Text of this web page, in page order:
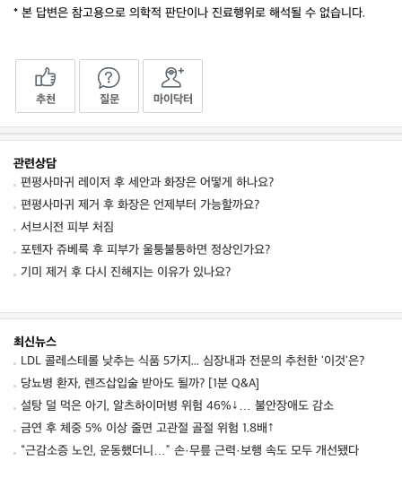
* 본 답변은 참고용으로 의학적 판단이나 진료행위로 해석될 수 없습니다.
추천 질문 마이닥터
관련상담
편평사마귀 레이저 후 세안과 화장은 어떻게 하나요?
편평사마귀 제거 후 화장은 언제부터 가능할까요?
서브시전 피부 처짐
포텐자 쥬베룩 후 피부가 울퉁불퉁하면 정상인가요?
기미 제거 후 다시 진해지는 이유가 있나요?
최신뉴스
LDL 콜레스테롤 낮추는 식품 5가지... 심장내과 전문의 추천한 '이것'은?
당뇨병 환자, 렌즈삽입술 받아도 될까? [1분 Q&A]
설탕 덜 먹은 아기, 알츠하이머병 위험 46%↓… 불안장애도 감소
금연 후 체중 5% 이상 줄면 고관절 골절 위험 1.8배↑
“근감소증 노인, 운동했더니…” 손·무릎 근력·보행 속도 모두 개선됐다